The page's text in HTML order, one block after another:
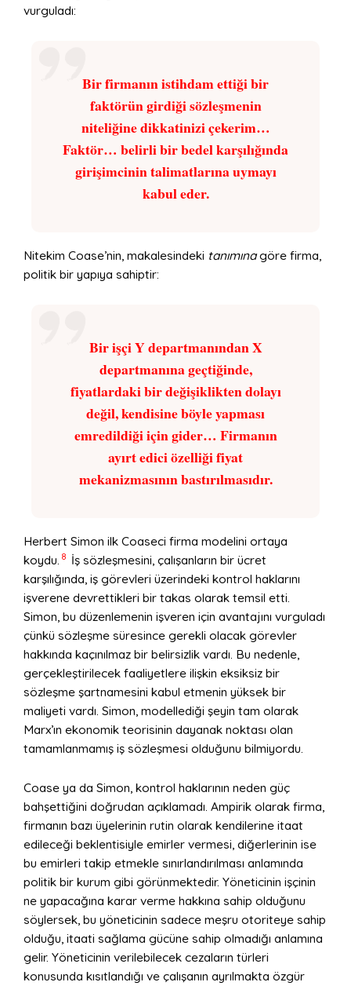
vurguladı:
Bir firmanın istihdam ettiği bir
faktörün girdiği sözleşmenin
niteliğine dikkatinizi çekerim…
Faktör… belirli bir bedel karşılığında
girişimcinin talimatlarına uymayı
kabul eder.
Nitekim Coase’nin, makalesindeki tanımınagöre firma,
politik bir yapıya sahiptir:
Bir işçi Y departmanından X
departmanına geçtiğinde,
fiyatlardaki bir değişiklikten dolayı
değil, kendisine böyle yapması
emredildiği için gider… Firmanın
ayırt edici özelliği fiyat
mekanizmasının bastırılmasıdır.
Herbert Simon ilk Coaseci firma modelini ortaya
koydu. 8 İş sözleşmesini, çalışanların bir ücret
karşılığında, iş görevleri üzerindeki kontrol haklarını
işverene devrettikleri bir takas olarak temsil etti.
Simon, bu düzenlemenin işveren için avantajını vurguladı
çünkü sözleşme süresince gerekli olacak görevler
hakkında kaçınılmaz bir belirsizlik vardı. Bu nedenle,
gerçekleştirilecek faaliyetlere ilişkin eksiksiz bir
sözleşme şartnamesini kabul etmenin yüksek bir
maliyeti vardı. Simon, modellediği şeyin tam olarak
Marx’ın ekonomik teorisinin dayanak noktası olan
tamamlanmamış iş sözleşmesi olduğunu bilmiyordu.
Coase ya da Simon, kontrol haklarının neden güç
bahşettiğini doğrudan açıklamadı. Ampirik olarak firma,
firmanın bazı üyelerinin rutin olarak kendilerine itaat
edileceği beklentisiyle emirler vermesi, diğerlerinin ise
bu emirleri takip etmekle sınırlandırılması anlamında
politik bir kurum gibi görünmektedir. Yöneticinin işçinin
ne yapacağına karar verme hakkına sahip olduğunu
söylersek, bu yöneticinin sadece meşru otoriteye sahip
olduğu, itaati sağlama gücüne sahip olmadığı anlamına
gelir. Yöneticinin verilebilecek cezaların türleri
konusunda kısıtlandığı ve çalışanın ayrılmakta özgür